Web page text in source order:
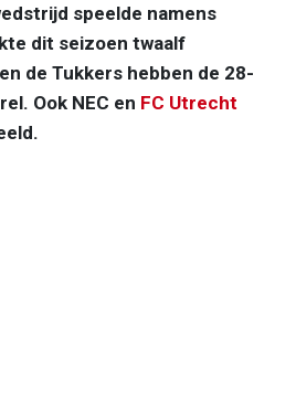
speelde namens
dit seizoen twaalf
de Tukkers hebben de 28-
Ook NEC en FC Utrecht